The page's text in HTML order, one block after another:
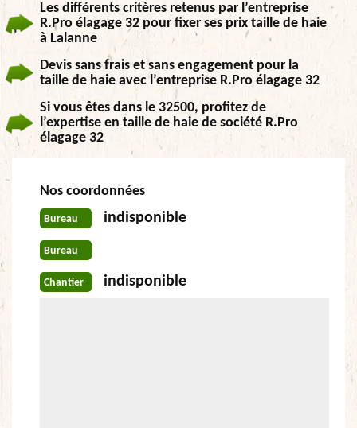
Les différents critères retenus par l’entreprise
R.Pro élagage 32 pour fixer ses prix taille de haie
à Lalanne
Devis sans frais et sans engagement pour la
taille de haie avec l’entreprise R.Pro élagage 32
Si vous êtes dans le 32500, profitez de
l’expertise en taille de haie de société R.Pro
élagage 32
Nos coordonnées
Bureau indisponible
Bureau
Chantier indisponible